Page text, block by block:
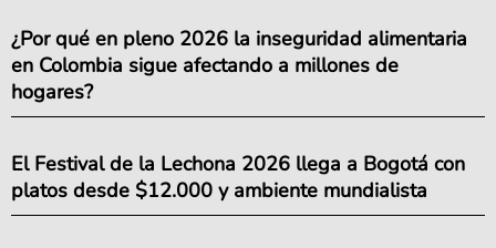
¿Por qué en pleno 2026 la inseguridad alimentaria
en Colombia sigue afectando a millones de
hogares?
El Festival de la Lechona 2026 llega a Bogotá con
platos desde $12.000 y ambiente mundialista